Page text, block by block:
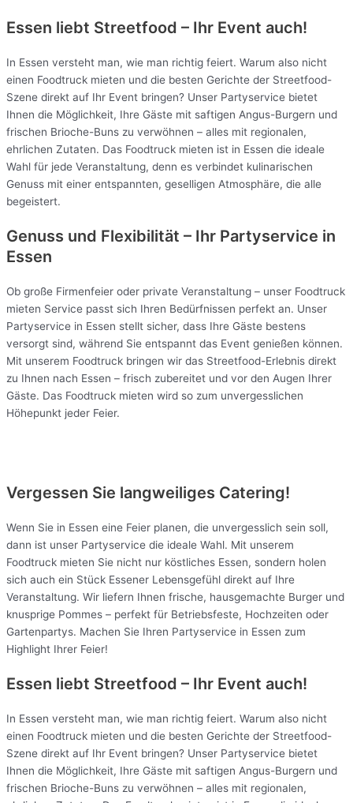
Essen liebt Streetfood – Ihr Event auch!
In Essen versteht man, wie man richtig feiert. Warum also nicht
einen Foodtruck mieten und die besten Gerichte der Streetfood-
Szene direkt auf Ihr Event bringen? Unser Partyservice bietet
Ihnen die Möglichkeit, Ihre Gäste mit saftigen Angus-Burgern und
frischen Brioche-Buns zu verwöhnen – alles mit regionalen,
ehrlichen Zutaten. Das Foodtruck mieten ist in Essen die ideale
Wahl für jede Veranstaltung, denn es verbindet kulinarischen
Genuss mit einer entspannten, geselligen Atmosphäre, die alle
begeistert.
Genuss und Flexibilität – Ihr Partyservice in
Essen
Ob große Firmenfeier oder private Veranstaltung – unser Foodtruck
mieten Service passt sich Ihren Bedürfnissen perfekt an. Unser
Partyservice in Essen stellt sicher, dass Ihre Gäste bestens
versorgt sind, während Sie entspannt das Event genießen können.
Mit unserem Foodtruck bringen wir das Streetfood-Erlebnis direkt
zu Ihnen nach Essen – frisch zubereitet und vor den Augen Ihrer
Gäste. Das Foodtruck mieten wird so zum unvergesslichen
Höhepunkt jeder Feier.
Vergessen Sie langweiliges Catering!
Wenn Sie in Essen eine Feier planen, die unvergesslich sein soll,
dann ist unser Partyservice die ideale Wahl. Mit unserem
Foodtruck mieten Sie nicht nur köstliches Essen, sondern holen
sich auch ein Stück Essener Lebensgefühl direkt auf Ihre
Veranstaltung. Wir liefern Ihnen frische, hausgemachte Burger und
knusprige Pommes – perfekt für Betriebsfeste, Hochzeiten oder
Gartenpartys. Machen Sie Ihren Partyservice in Essen zum
Highlight Ihrer Feier!
Essen liebt Streetfood – Ihr Event auch!
In Essen versteht man, wie man richtig feiert. Warum also nicht
einen Foodtruck mieten und die besten Gerichte der Streetfood-
Szene direkt auf Ihr Event bringen? Unser Partyservice bietet
Ihnen die Möglichkeit, Ihre Gäste mit saftigen Angus-Burgern und
frischen Brioche-Buns zu verwöhnen – alles mit regionalen,